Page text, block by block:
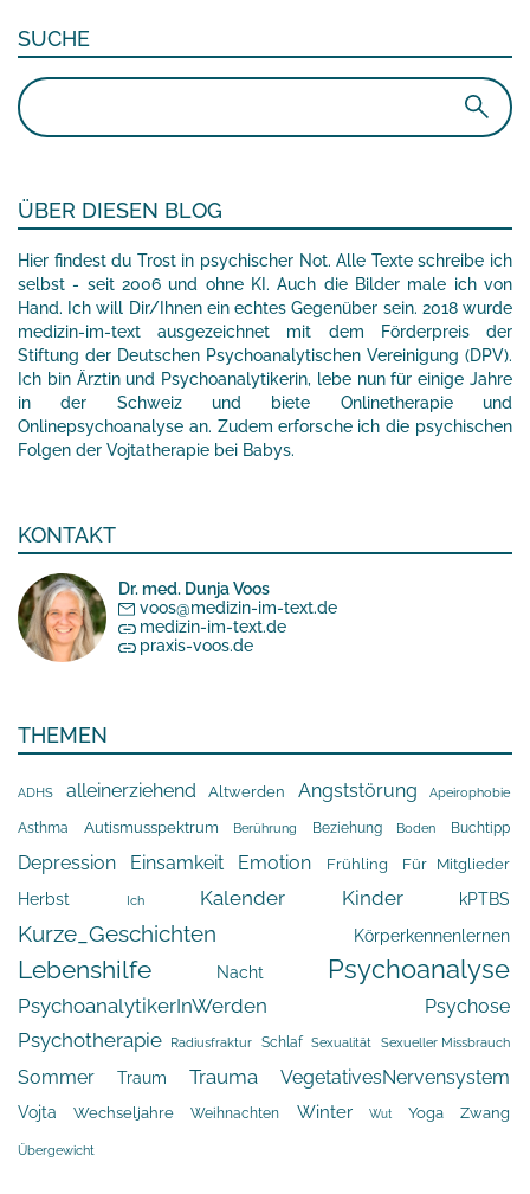
SUCHE
Suchen
nach:
ÜBER DIESEN BLOG
Hier findest du Trost in psychischer Not. Alle Texte schreibe ich
selbst - seit 2006 und ohne KI. Auch die Bilder male ich von
Hand. Ich will Dir/Ihnen ein echtes Gegenüber sein. 2018 wurde
medizin-im-text ausgezeichnet mit dem Förderpreis der
Stiftung der Deutschen Psychoanalytischen Vereinigung (DPV).
Ich bin Ärztin und Psychoanalytikerin, lebe nun für einige Jahre
in der Schweiz und biete Onlinetherapie und
Onlinepsychoanalyse an. Zudem erforsche ich die psychischen
Folgen der Vojtatherapie bei Babys.
KONTAKT
Dr. med. Dunja Voos
voos@medizin-im-text.de
medizin-im-text.de
praxis-voos.de
THEMEN
ADHS alleinerziehend Altwerden Angststörung Apeirophobie
Asthma Autismusspektrum Berührung Beziehung Boden Buchtipp
Depression Einsamkeit Emotion Frühling Für Mitglieder
Herbst Ich Kalender Kinder kPTBS
Kurze_Geschichten Körperkennenlernen
Lebenshilfe Nacht Psychoanalyse
PsychoanalytikerInWerden Psychose
Psychotherapie Radiusfraktur Schlaf Sexualität Sexueller Missbrauch
Sommer Traum Trauma VegetativesNervensystem
Vojta Wechseljahre Weihnachten Winter Wut Yoga Zwang
Übergewicht